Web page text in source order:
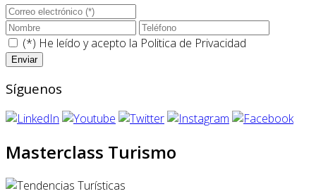
(*) He leído y acepto la Politica de Privacidad
Síguenos
Masterclass Turismo